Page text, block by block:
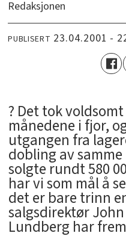
Redaksjonen
PUBLISERT 23.04.2001 -
? Det tok
månedene i fjor,
utgangen fra
dobling av
solgte rundt 580
har vi som mål å
det er bare trinn
salgsdirektør
Lundberg har